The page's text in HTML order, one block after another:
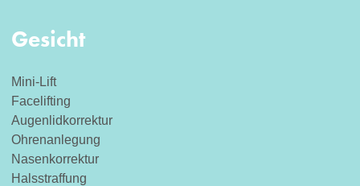
Gesicht
Mini-Lift
Facelifting
Augenlidkorrektur
Ohrenanlegung
Nasenkorrektur
Halsstraffung